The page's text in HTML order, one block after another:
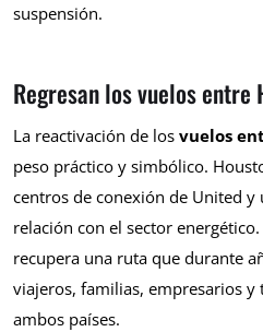
suspensión.
Regresan los vuelos entre
La reactivación de los vuelos
peso práctico y simbólico.
centros de conexión de United y
relación con el sector
recupera una ruta que durante
viajeros, familias, empresarios y
ambos países.